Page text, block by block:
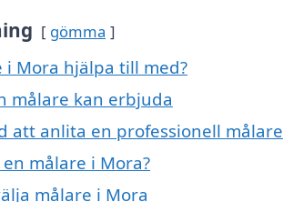
gömma
i Mora hjälpa till med?
målare kan erbjuda
att anlita en professionell målare
målare i Mora?
målare i Mora